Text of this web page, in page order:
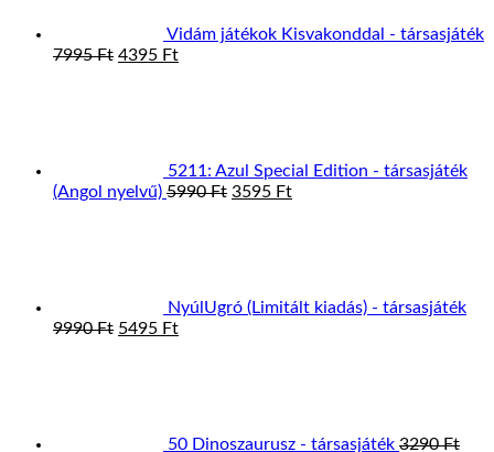
Vidám játékok Kisvakonddal - társasjáték
7995Ft Original
4395 FtCurrent
5211: Azul Special Edition - társasjáték
(Angol nyelvű) 5990Ft Original
3595 FtCurrent
NyúlUgró (Limitált kiadás) - társasjáték
9990Ft Original
5495 FtCurrent
50 Dinoszaurusz - társasjáték 3290Ft